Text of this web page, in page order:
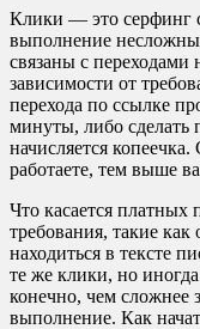
Клики — это серфинг
выполнение
связаны с
зависимости от
перехода по ссылке
минуты, либо сделать
начисляется
работаете, тем выше
Что касается платных
требования, такие как
находиться в тексте
те же клики, но
конечно, чем сложнее
выполнение. Как